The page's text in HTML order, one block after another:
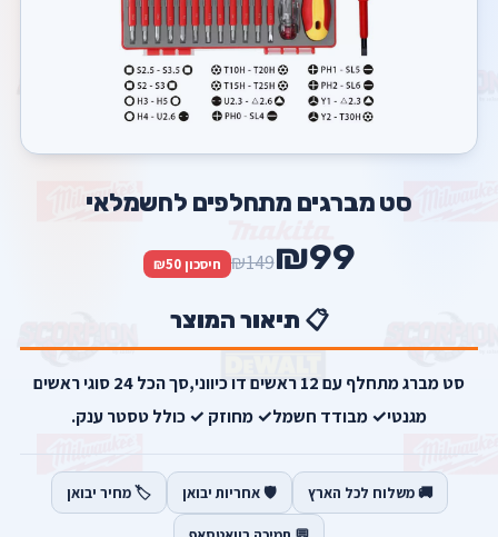
סט מברגים מתחלפים לחשמלאי
₪99
₪149 חיסכון ₪50
📋 תיאור המוצר
סט מברג מתחלף עם 12 ראשים דו כיווני,סך הכל 24 סוגי ראשים
מגנטי✓ מבודד חשמל✓ מחוזק ✓ כולל טסטר ענק.
🚚 משלוח לכל הארץ 🛡️ אחריות יבואן 🏷️ מחיר יבואן